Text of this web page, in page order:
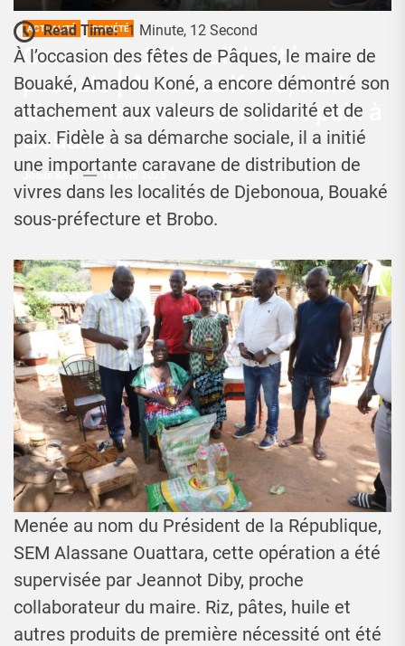
ACTUALITÉ SOCIÉTÉ
Caravane de la solidarité
pascale | Amadou Koné, trait
d’union entre fraternité et paix à
Bouaké
Josué Koffi
Read Time: 1 Minute, 12 Second
À l’occasion des fêtes de Pâques, le maire de
Bouaké, Amadou Koné, a encore démontré son
attachement aux valeurs de solidarité et de
paix. Fidèle à sa démarche sociale, il a initié
une importante caravane de distribution de
vivres dans les localités de Djebonoua, Bouaké
sous-préfecture et Brobo.
Menée au nom du Président de la République,
SEM Alassane Ouattara, cette opération a été
supervisée par Jeannot Diby, proche
collaborateur du maire. Riz, pâtes, huile et
autres produits de première nécessité ont été